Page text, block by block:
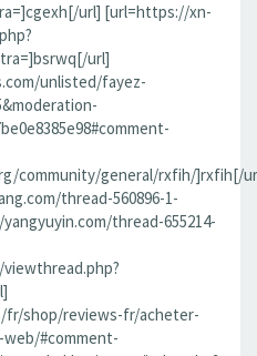
url] [url=https://xn-
url]
unlisted/fayez-
community/general/rxfih/]rxfih[/
thread-560896-1-
thread-655214-
fr/shop/reviews-fr/acheter-
#comment-